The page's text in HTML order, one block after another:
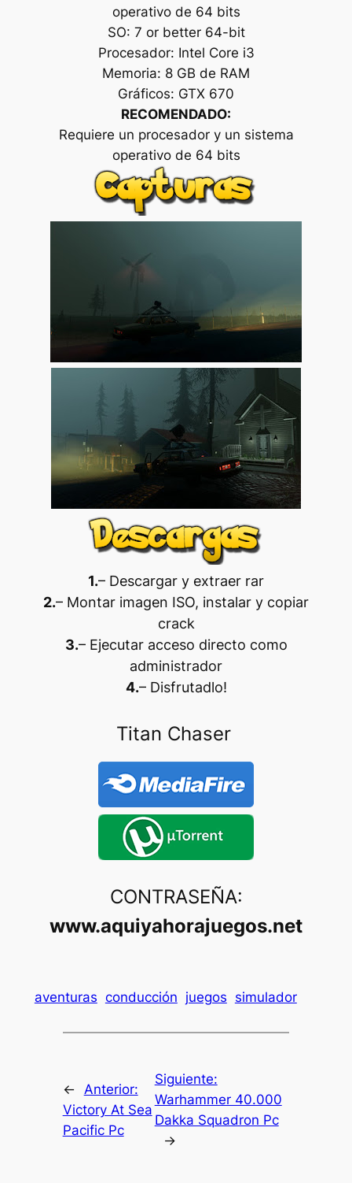
operativo de 64 bits
SO: 7 or better 64-bit
Procesador: Intel Core i3
Memoria: 8 GB de RAM
Gráficos: GTX 670
RECOMENDADO:
Requiere un procesador y un sistema
operativo de 64 bits
1.– Descargar y extraer rar
2.– Montar imagen ISO, instalar y copiar
crack
3.– Ejecutar acceso directo como
administrador
4.– Disfrutadlo!
Titan Chaser
CONTRASEÑA:
www.aquiyahorajuegos.net
aventuras conducción juegos simulador
← Anterior:
Victory At Sea
Pacific Pc
Siguiente:
Warhammer 40.000
Dakka Squadron Pc
→